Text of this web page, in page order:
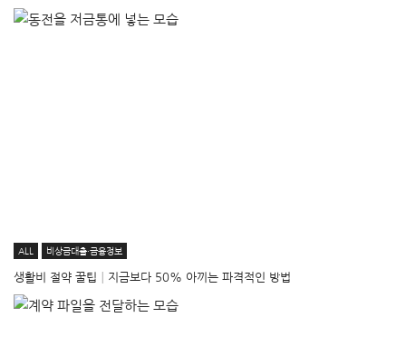
ALL 비상금대출·금융정보
생활비 절약 꿀팁│지금보다 50% 아끼는 파격적인 방법